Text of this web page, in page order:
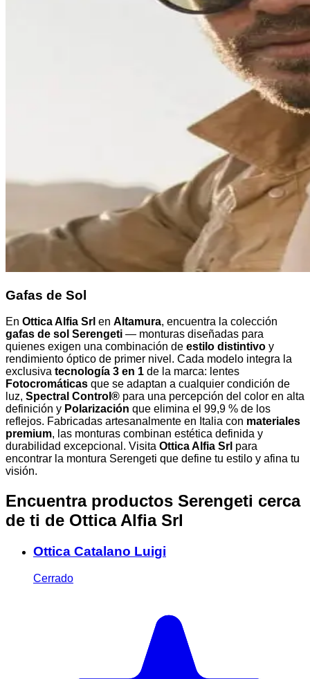
Gafas de Sol
En Ottica Alfia Srl en Altamura, encuentra la colección
gafas de sol Serengeti — monturas diseñadas para
quienes exigen una combinación de estilo distintivo y
rendimiento óptico de primer nivel. Cada modelo integra la
exclusiva tecnología 3 en 1 de la marca: lentes
Fotocromáticas que se adaptan a cualquier condición de
luz, Spectral Control® para una percepción del color en alta
definición y Polarización que elimina el 99,9 % de los
reflejos. Fabricadas artesanalmente en Italia con materiales
premium, las monturas combinan estética definida y
durabilidad excepcional. Visita Ottica Alfia Srl para
encontrar la montura Serengeti que define tu estilo y afina tu
visión.
Encuentra productos Serengeti cerca
de ti de Ottica Alfia Srl
Ottica Catalano Luigi
Cerrado